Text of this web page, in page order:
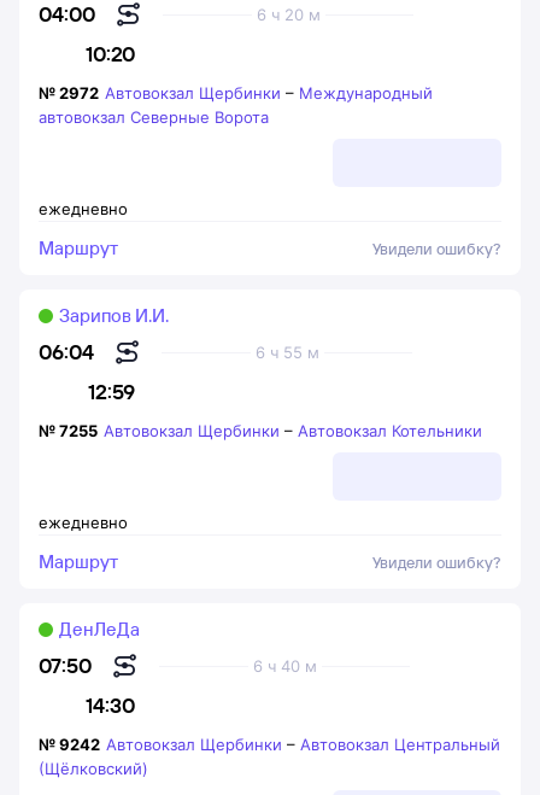
04:00
10:20
6 ч 20 м
ежедневно
№2972 Автовокзал Щербинки – Международный
автовокзал Северные Ворота
Маршрут Увидели ошибку?
06:04
12:59
6 ч 55 м
Зарипов И.И.
ежедневно
№7255 Автовокзал Щербинки – Автовокзал Котельники
Маршрут Увидели ошибку?
07:50
14:30
6 ч 40 м
ДенЛеДа
№9242 Автовокзал Щербинки – Автовокзал Центральный
(Щёлковский)